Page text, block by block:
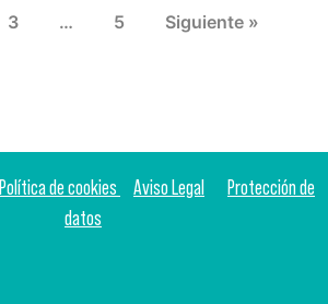
3 … 5 Siguiente »
Política de cookies Aviso Legal
Protección de
datos